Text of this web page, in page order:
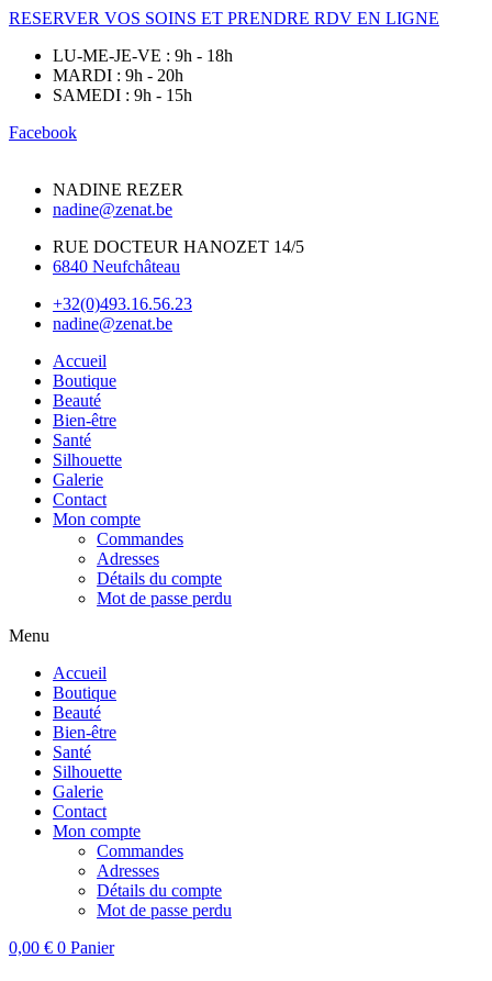
RESERVER VOS SOINS ET PRENDRE RDV EN LIGNE
LU-ME-JE-VE : 9h - 18h
MARDI : 9h - 20h
SAMEDI : 9h - 15h
Facebook
NADINE REZER
nadine@zenat.be
RUE DOCTEUR HANOZET 14/5
6840 Neufchâteau
+32(0)493.16.56.23
nadine@zenat.be
Accueil
Boutique
Beauté
Bien-être
Santé
Silhouette
Galerie
Contact
Mon compte
Commandes
Adresses
Détails du compte
Mot de passe perdu
Menu
Accueil
Boutique
Beauté
Bien-être
Santé
Silhouette
Galerie
Contact
Mon compte
Commandes
Adresses
Détails du compte
Mot de passe perdu
0,00 € 0 Panier